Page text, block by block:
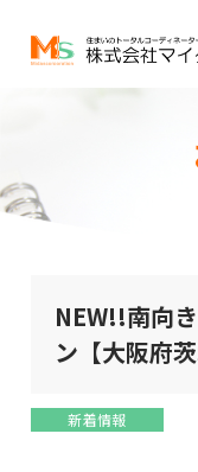
NEW!!南向
ン【大阪府茨
新着情報